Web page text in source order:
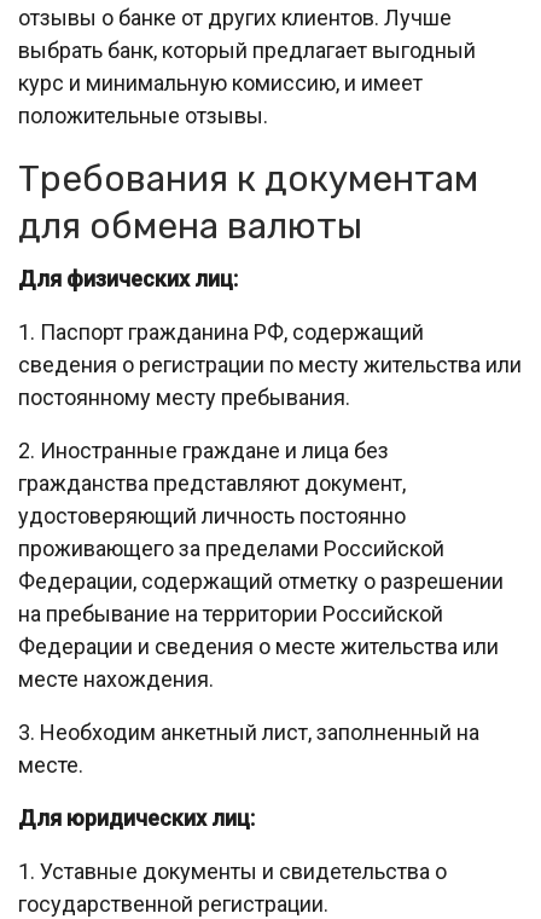
отзывы о банке от других клиентов. Лучше
выбрать банк, который предлагает выгодный
курс и минимальную комиссию, и имеет
положительные отзывы.
Требования к документам
для обмена валюты
Для физических лиц:
1. Паспорт гражданина РФ, содержащий
сведения о регистрации по месту жительства или
постоянному месту пребывания.
2. Иностранные граждане и лица без
гражданства представляют документ,
удостоверяющий личность постоянно
проживающего за пределами Российской
Федерации, содержащий отметку о разрешении
на пребывание на территории Российской
Федерации и сведения о месте жительства или
месте нахождения.
3. Необходим анкетный лист, заполненный на
месте.
Для юридических лиц:
1. Уставные документы и свидетельства о
государственной регистрации.